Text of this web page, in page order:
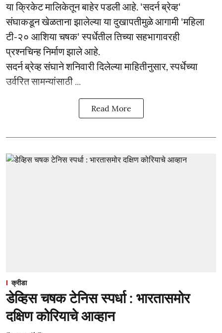
या क्रिकेट मालिकेतून बाहेर पडली आहे. 'सदर्न ब्रेव्ह'
संघाकडून खेळताना झालेल्या या दुखापतीमुळे आगामी 'महिला
टी-२० आशिया चषक' स्पर्धेतील तिच्या सहभागावरही
प्रश्नचिन्ह निर्माण झाले आहे.
सदर्न ब्रेव्ह संघाने शनिवारी दिलेल्या माहितीनुसार, स्पर्धेच्या
उर्वरित सामन्यांसाठी ...
Read More
क्रीडा
डेव्हिस चषक टेनिस स्पर्धा : भारतासमोर
दक्षिण कोरियाचे आव्हान